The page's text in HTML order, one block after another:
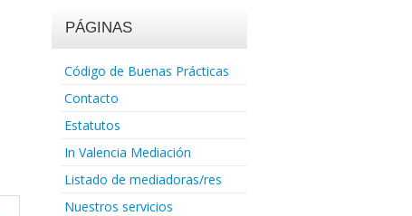
PÁGINAS
Código de Buenas Prácticas
Contacto
Estatutos
In Valencia Mediación
Listado de mediadoras/res
Nuestros servicios